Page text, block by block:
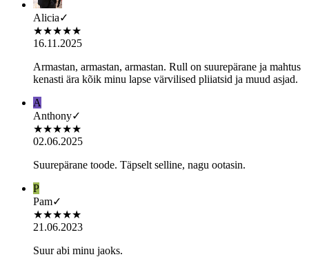
Alicia✓
★★★★★
16.11.2025
Armastan, armastan, armastan. Rull on suurepärane ja mahtus
kenasti ära kõik minu lapse värvilised pliiatsid ja muud asjad.
A
Anthony✓
★★★★★
02.06.2025
Suurepärane toode. Täpselt selline, nagu ootasin.
P
Pam✓
★★★★★
21.06.2023
Suur abi minu jaoks.